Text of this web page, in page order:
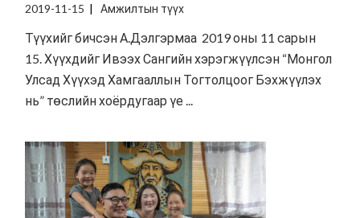
2019-11-15 Амжилтын түүх
Түүхийг бичсэн А.Дэлгэрмаа 2019 оны 11 сарын
15. Хүүхдийг Ивээх Сангийн хэрэгжүүлсэн “Монгол
Улсад Хүүхэд Хамгааллын Тогтолцоог Бэхжүүлэх
нь” төслийн хоёрдугаар үе ...